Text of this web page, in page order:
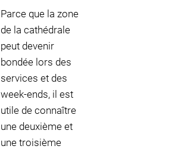
Parce que la zone
de la cathédrale
peut devenir
bondée lors des
services et des
week-ends, il est
utile de connaître
une deuxième et
une troisième